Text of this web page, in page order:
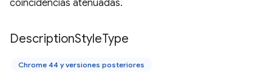
coincidencias atenuadas.
DescriptionStyleType
Chrome 44 y versiones posteriores